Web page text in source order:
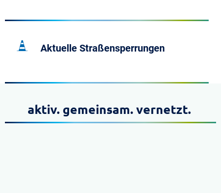
Aktuelle Straßensperrungen
aktiv. gemeinsam. vernetzt.